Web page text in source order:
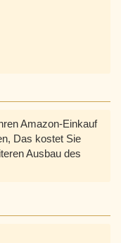
Amazon-Einkauf
Das kostet Sie
Ausbau des